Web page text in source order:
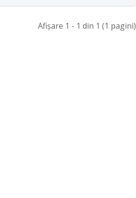
Afişare 1 - 1 din 1 (1 pagini)